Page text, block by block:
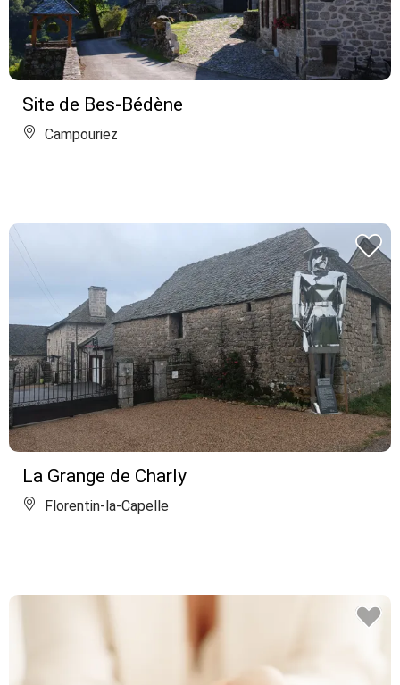
Site de Bes-Bédène
Campouriez
La Grange de Charly
Florentin-la-Capelle